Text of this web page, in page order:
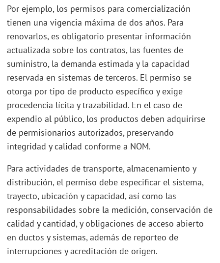
Por ejemplo, los permisos para comercialización
tienen una vigencia máxima de dos años. Para
renovarlos, es obligatorio presentar información
actualizada sobre los contratos, las fuentes de
suministro, la demanda estimada y la capacidad
reservada en sistemas de terceros. El permiso se
otorga por tipo de producto específico y exige
procedencia lícita y trazabilidad. En el caso de
expendio al público, los productos deben adquirirse
de permisionarios autorizados, preservando
integridad y calidad conforme a NOM.
Para actividades de transporte, almacenamiento y
distribución, el permiso debe especificar el sistema,
trayecto, ubicación y capacidad, así como las
responsabilidades sobre la medición, conservación de
calidad y cantidad, y obligaciones de acceso abierto
en ductos y sistemas, además de reporteo de
interrupciones y acreditación de origen.